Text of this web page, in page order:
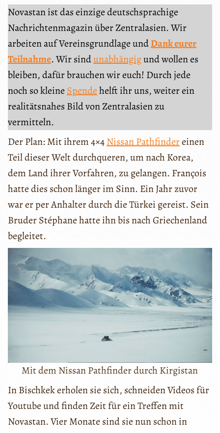
Novastan ist das einzige deutschsprachige
Nachrichtenmagazin über Zentralasien. Wir
arbeiten auf Vereinsgrundlage undDank eurer
Teilnahme. Wir sindunabhängigund wollen es
bleiben, dafür brauchen wir euch! Durch jede
noch so kleine Spendehelft ihr uns, weiter ein
realitätsnahes Bild von Zentralasien zu
vermitteln.
Der Plan: Mit ihrem 4×4Nissan Pathfindereinen
Teil dieser Welt durchqueren, um nach Korea,
dem Land ihrer Vorfahren, zu gelangen. François
hatte dies schon länger im Sinn. Ein Jahr zuvor
war er per Anhalter durch die Türkei gereist. Sein
Bruder Stéphane hatte ihn bis nach Griechenland
begleitet.
Mit dem Nissan Pathfinder durch Kirgistan
In Bischkek erholen sie sich, schneiden Videos für
Youtube und finden Zeit für ein Treffen mit
Novastan. Vier Monate sind sie nun schon in